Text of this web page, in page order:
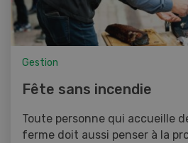
Gestion
Fête sans incendie
Toute personne qui accueille
ferme doit aussi penser à la